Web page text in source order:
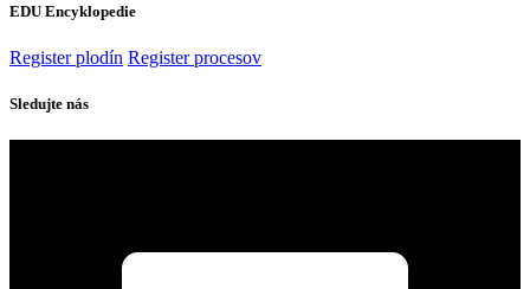
EDU Encyklopedie
Register plodín Register procesov
Sledujte nás